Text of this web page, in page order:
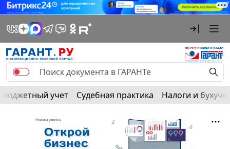
Бюджетный учет Судебная практика Налоги и